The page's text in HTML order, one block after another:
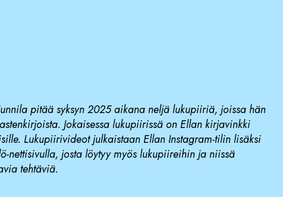
pitää syksyn 2025 aikana neljä lukupiiriä, joissa hän
Jokaisessa lukupiirissä on Ellan kirjavinkki
Lukupiirivideot julkaistaan Ellan Instagram-tilin lisäksi
nettisivulla, josta löytyy myös lukupiireihin ja niissä
tehtäviä.